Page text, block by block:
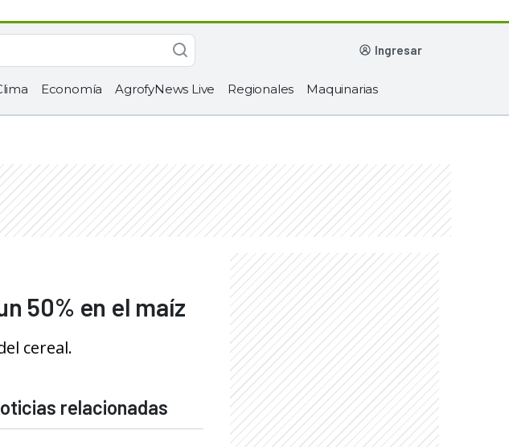
ingresar
Economía AgrofyNews Live Regionales Maquinarias
50% en el maíz
cereal.
relacionadas